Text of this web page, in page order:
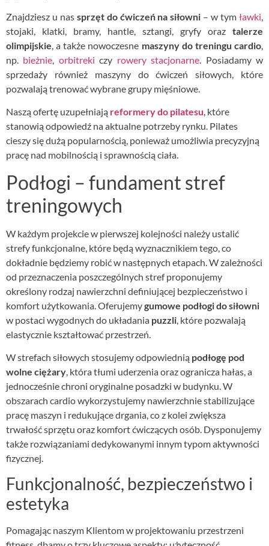
Znajdziesz u nas sprzęt do ćwiczeń na siłowni – w tymławki
stojaki, klatki, bramy, hantle, sztangi, gryfy oraz talerze
olimpijskie , a także nowoczesne maszyny do treningu cardio
np. bieżnie orbitrekiczy rowery stacjonarne . Posiadamy w
sprzedaży również maszyny do ćwiczeń siłowych, które
pozwalają trenować wybrane grupy mięśniowe.
Naszą ofertę uzupełniają reformerydo pilatesu, które
stanowią odpowiedź na aktualne potrzeby rynku. Pilates
cieszy się dużą popularnością, ponieważ umożliwia precyzyjną
pracę nad mobilnością i sprawnością ciała.
Podłogi – fundament stref
treningowych
W każdym projekcie w pierwszej kolejności należy ustalić
strefy funkcjonalne, które będą wyznacznikiem tego, co
dokładnie będziemy robić w następnych etapach. W zależności
od przeznaczenia poszczególnych stref proponujemy
określony rodzaj nawierzchni definiującej bezpieczeństwo i
komfort użytkowania. Oferujemygumowe podłogi do siłowni
w postaci wygodnych do układania puzzli , które pozwalają
elastycznie kształtować przestrzeń.
W strefach siłowych stosujemy odpowiednią podłogę pod
wolne ciężary, która tłumi uderzenia oraz ogranicza hałas, a
jednocześnie chroni oryginalne posadzki w budynku. W
obszarach cardio wykorzystujemy nawierzchnie stabilizujące
pracę maszyn i redukujące drgania, co z kolei zwiększa
trwałość sprzętu oraz komfort ćwiczących osób. Dysponujemy
także rozwiązaniami dedykowanymi innym typom aktywności
fizycznej.
Funkcjonalność, bezpieczeństwo i
estetyka
Pomagając naszym Klientom w projektowaniu przestrzeni